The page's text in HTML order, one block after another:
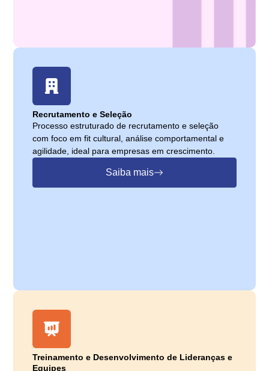
Recrutamento e Seleção
Processo estruturado de recrutamento e seleção
com foco em fit cultural, análise comportamental e
agilidade, ideal para empresas em crescimento.
Saiba mais
Treinamento e Desenvolvimento de Lideranças e
Equipes